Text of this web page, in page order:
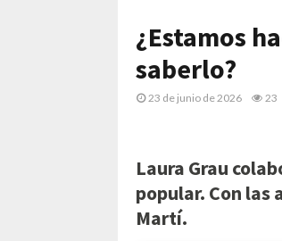
¿Estamos
saberlo?
23 de junio de 2026 23
Laura Grau
popular. Con
Martí.